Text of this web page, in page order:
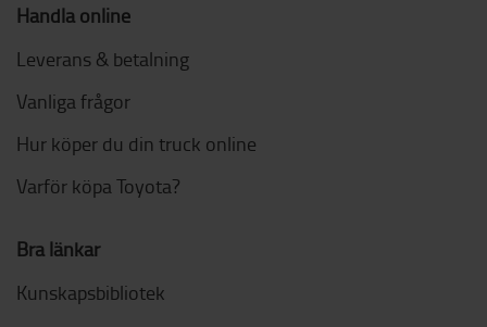
Handla online
Leverans & betalning
Vanliga frågor
Hur köper du din truck online
Varför köpa Toyota?
Bra länkar
Kunskapsbibliotek